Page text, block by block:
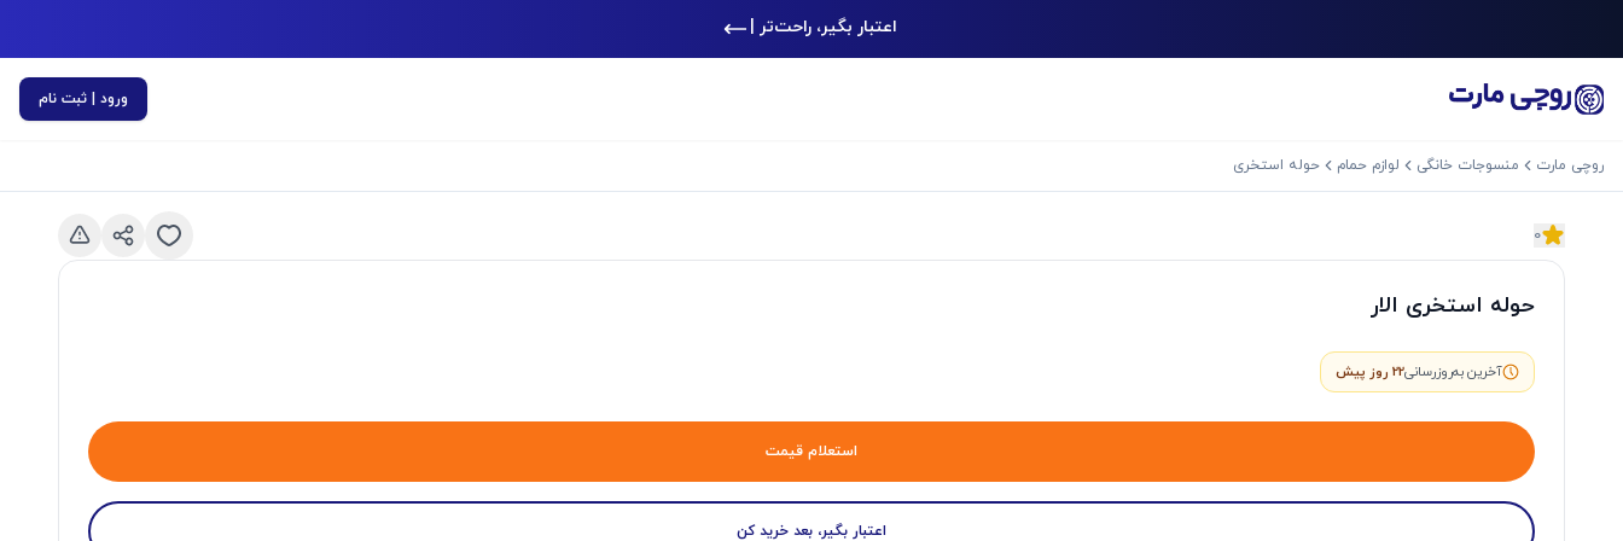
اعتبار بگیر، راحت‌تر خرید ک|
ورود | ثبت نام
روچی مارت منسوجات خانگی لوازم حمام حوله استخری
0
اسلاید بعدی
حوله استخری الار
آخرین به‌روزرسانی22 روز پیش
استعلام قیمت
اعتبار بگیر، بعد خرید کن